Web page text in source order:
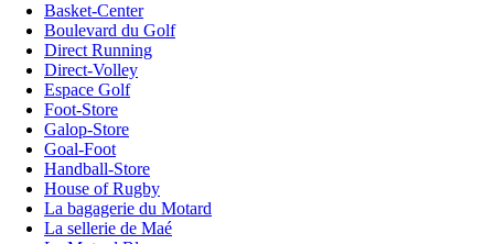
Basket-Center
Boulevard du Golf
Direct Running
Direct-Volley
Espace Golf
Foot-Store
Galop-Store
Goal-Foot
Handball-Store
House of Rugby
La bagagerie du Motard
La sellerie de Maé